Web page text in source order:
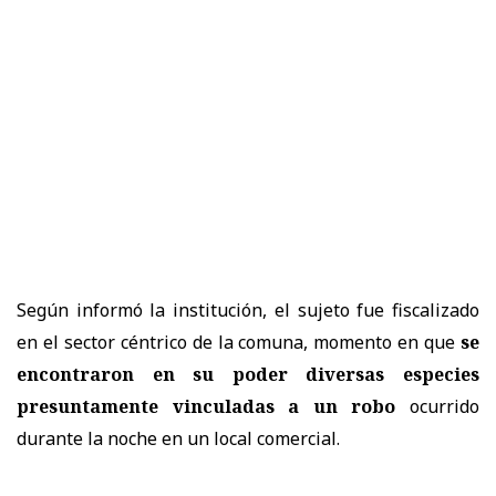
Según informó la institución, el sujeto fue fiscalizado
en el sector céntrico de la comuna, momento en que se
encontraron en su poder diversas especies
presuntamente vinculadas a un robo ocurrido
durante la noche en un local comercial.